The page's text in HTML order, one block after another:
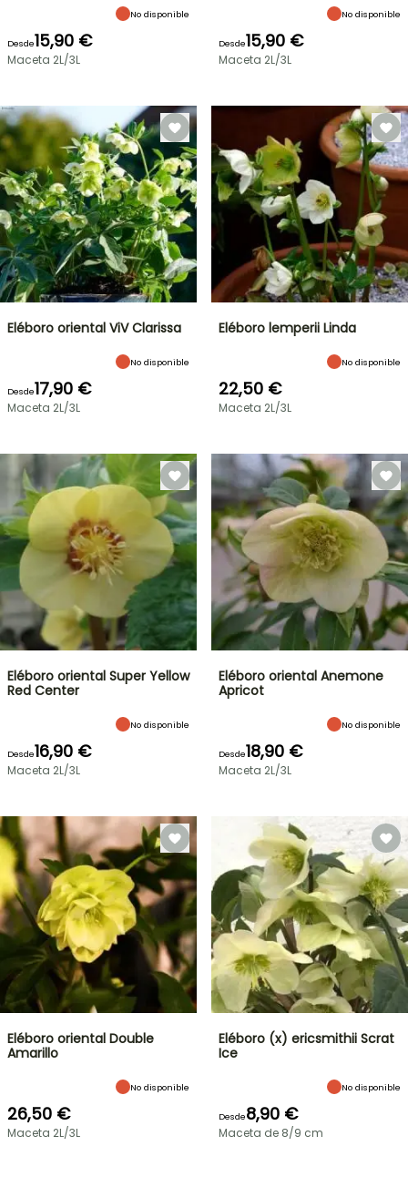
No disponible
Desde15,90 €
Maceta 2L/3L
No disponible
Desde15,90 €
Maceta 2L/3L
Eléboro oriental ViV Clarissa
No disponible
Desde17,90 €
Maceta 2L/3L
Eléboro lemperii Linda
No disponible
22,50 €
Maceta 2L/3L
Eléboro oriental Super Yellow
Red Center
No disponible
Desde16,90 €
Maceta 2L/3L
Eléboro oriental Anemone
Apricot
No disponible
Desde18,90 €
Maceta 2L/3L
Eléboro oriental Double
Amarillo
No disponible
26,50 €
Maceta 2L/3L
Eléboro (x) ericsmithii Scrat
Ice
No disponible
Desde8,90 €
Maceta de 8/9 cm